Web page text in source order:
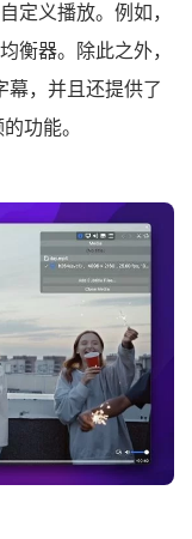
定义播放。例如，
衡器。除此之外，
，并且还提供了
功能。